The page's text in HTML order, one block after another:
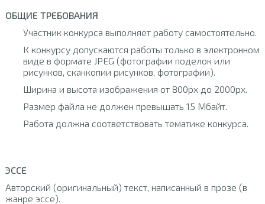
ОБЩИЕ ТРЕБОВАНИЯ
Участник конкурса выполняет работу самостоятельно.
К конкурсу допускаются работы только в электронном
виде в формате JPEG (фотографии поделок или
рисунков, сканкопии рисунков, фотографии).
Ширина и высота изображения от 800px до 2000px.
Размер файла не должен превышать 15 Мбайт.
Работа должна соответствовать тематике конкурса.
ЭССЕ
Авторский (оригинальный) текст, написанный в прозе (в
жанре эссе).